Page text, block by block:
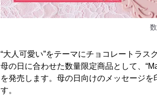
“大人可愛い”をテーマにチョコレートラス
母の日に合わせた数量限定商品として、
を発売します。母の日向けのメッセージ
す。